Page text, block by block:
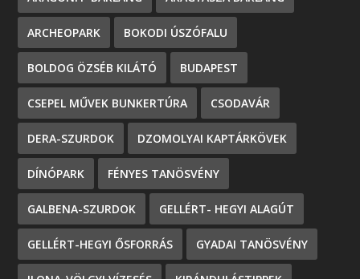
ARCHEOPARK BOKODI ÚSZÓFALU
BOLDOG ÖZSÉB KILÁTÓ BUDAPEST
CSEPEL MŰVEK BUNKERTÚRA CSODAVÁR
DERA-SZURDOK DZOMOLYAI KAPTÁRKÖVEK
DÍNÓPARK FÉNYES TANÖSVÉNY
GALBENA-SZURDOK GELLÉRT- HEGYI ALAGÚT
GELLÉRT-HEGYI ŐSFORRÁS GYADAI TANÖSVÉNY